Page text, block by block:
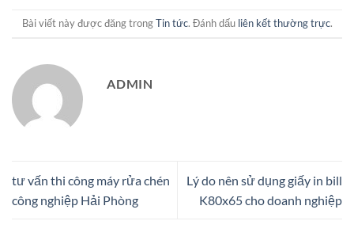
Bài viết này được đăng trongTin tức. Đánh dấu liên kết thường trực.
ADMIN
tư vấn thi công máy rửa chén
công nghiệp Hải Phòng
Lý do nên sử dụng giấy in bill
K80x65 cho doanh nghiệp